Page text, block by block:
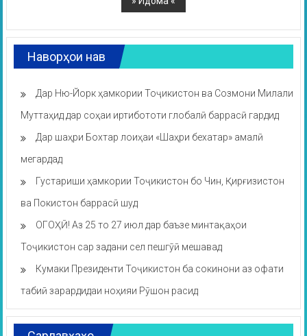
Наворҳои нав
Дар Ню-Йорк ҳамкории Тоҷикистон ва Созмони Милали
Муттаҳид дар соҳаи иртибототи глобалӣ баррасӣ гардид
Дар шаҳри Бохтар лоиҳаи «Шаҳри бехатар» амалӣ
мегардад
Густариши ҳамкории Тоҷикистон бо Чин, Қирғизистон
ва Покистон баррасӣ шуд
ОГОҲӢ! Аз 25 то 27 июл дар баъзе минтақаҳои
Тоҷикистон сар задани сел пешгӯӣ мешавад
Кумаки Президенти Тоҷикистон ба сокинони аз офати
табиӣ зарардидаи ноҳияи Рӯшон расид